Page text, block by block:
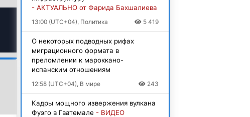
- АКТУАЛЬНО от Фарида Бахшалиева
13:00 (UTC+04), Политика 5 419
О некоторых подводных рифах
миграционного формата в
преломлении к мароккано-
испанским отношениям
12:58 (UTC+04), В мире 243
Кадры мощного извержения вулкана
Фуэго в Гватемале - ВИДЕО